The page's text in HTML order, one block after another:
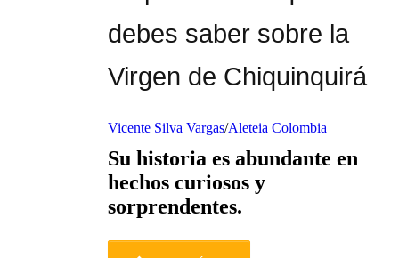
debes saber sobre la
Virgen de Chiquinquirá
Vicente Silva Vargas/Aleteia Colombia
Su historia es abundante en
hechos curiosos y
sorprendentes.